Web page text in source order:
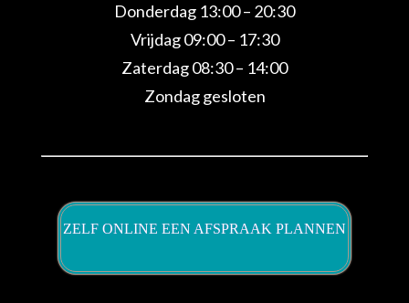
Donderdag 13:00 – 20:30
Vrijdag 09:00 – 17:30
Zaterdag 08:30 – 14:00
Zondag gesloten
ZELF ONLINE EEN AFSPRAAK PLANNEN